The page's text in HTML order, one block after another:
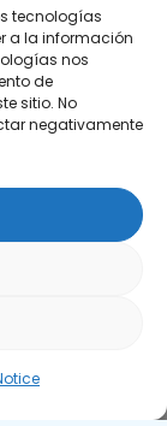
tecnologías
a la información
nos
de
sitio. No
negativamente